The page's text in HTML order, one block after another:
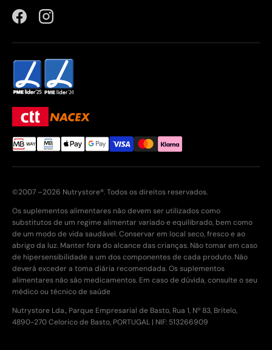
FacebookInstagram
©2007 –2026 Nutrystore®. Todos os direitos reservados.
Os suplementos alimentares não devem ser utilizados como
substitutos de um regime alimentar variado e equilibrado, bem como
de um modo de vida saudável. Conservar em local seco, fresco e ao
abrigo da luz. Manter fora do alcance das crianças. Não tomar em caso
de hipersensibilidade a um dos componentes de cada produto. Não
deverá exceder a toma diária recomendada. Os suplementos
alimentares não são medicamentos. Em caso de dúvida, consulte o seu
médico ou técnico de saúde
Nutrystore Lda., Parque Empresarial de Basto, Rua 1, Nº 83, Britelo,
4890-270 Celorico de Basto, PORTUGAL | NIF: 513266909